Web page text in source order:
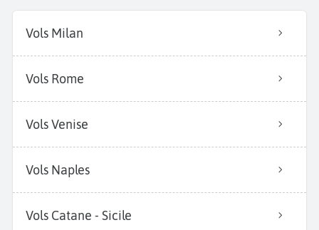
Vols Milan
Vols Rome
Vols Venise
Vols Naples
Vols Catane - Sicile